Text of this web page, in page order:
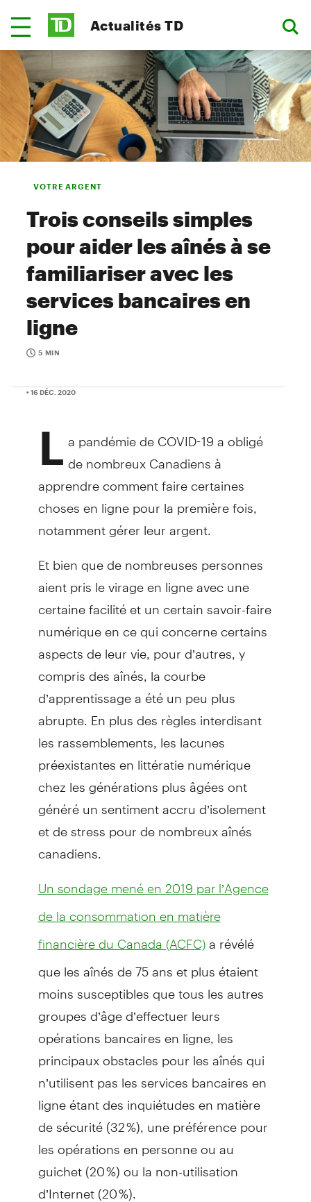
Actualités TD
VOTRE ARGENT
Trois conseils simples
pour aider les aînés à se
familiariser avec les
services bancaires en
ligne
5 MIN
• 16 DÉC. 2020
L a pandémie de COVID-19 a obligé
de nombreux Canadiens à
apprendre comment faire certaines
choses en ligne pour la première fois,
notamment gérer leur argent.
Et bien que de nombreuses personnes
aient pris le virage en ligne avec une
certaine facilité et un certain savoir-faire
numérique en ce qui concerne certains
aspects de leur vie, pour d’autres, y
compris des aînés, la courbe
d’apprentissage a été un peu plus
abrupte. En plus des règles interdisant
les rassemblements, les lacunes
préexistantes en littératie numérique
chez les générations plus âgées ont
généré un sentiment accru d’isolement
et de stress pour de nombreux aînés
canadiens.
Un sondage mené en 2019 par l’Agence
de la consommation en matière
financière du Canada (ACFC)a révélé
que les aînés de 75 ans et plus étaient
moins susceptibles que tous les autres
groupes d’âge d’effectuer leurs
opérations bancaires en ligne, les
principaux obstacles pour les aînés qui
n’utilisent pas les services bancaires en
ligne étant des inquiétudes en matière
de sécurité (32 %), une préférence pour
les opérations en personne ou au
guichet (20 %) ou la non-utilisation
d’Internet (20 %).